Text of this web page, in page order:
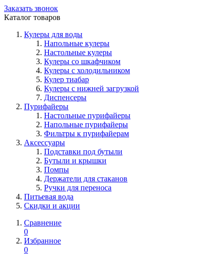
Заказать звонок
Каталог товаров
Кулеры для воды
Напольные кулеры
Настольные кулеры
Кулеры со шкафчиком
Кулеры с холодильником
Кулер тиабар
Кулеры с нижней загрузкой
Диспенсеры
Пурифайеры
Настольные пурифайеры
Напольные пурифайеры
Фильтры к пурифайерам
Аксессуары
Подставки под бутыли
Бутыли и крышки
Помпы
Держатели для стаканов
Ручки для переноса
Питьевая вода
Скидки и акции
Сравнение
0
Избранное
0